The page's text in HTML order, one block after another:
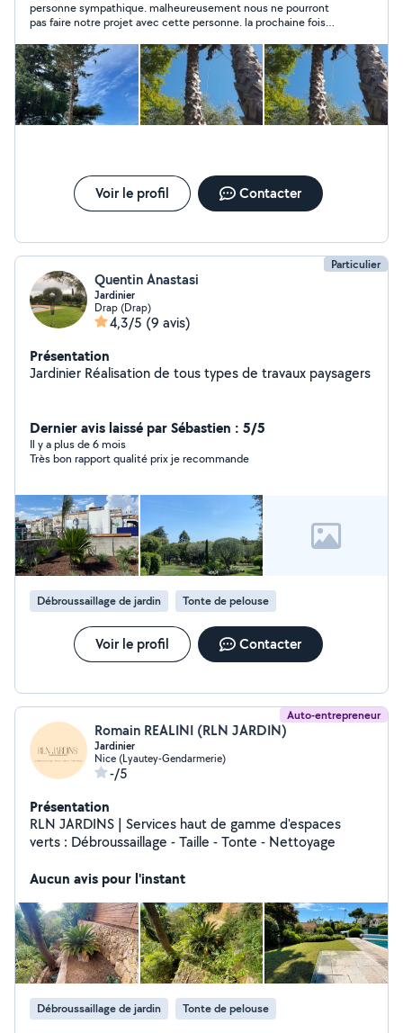
personne sympathique. malheureusement nous ne pourront
pas faire notre projet avec cette personne. la prochaine fois
Voir le profil Contacter
Particulier
Quentin Anastasi
Jardinier
Drap (Drap)
4,3/5 (9 avis)
Présentation
Jardinier Réalisation de tous types de travaux paysagers
Dernier avis laissé par Sébastien : 5/5
Il y a plus de 6 mois
Très bon rapport qualité prix je recommande
Débroussaillage de jardin Tonte de pelouse
Voir le profil Contacter
Auto-entrepreneur
Romain REALINI (RLN JARDIN)
Jardinier
Nice (Lyautey-Gendarmerie)
-/5
Présentation
RLN JARDINS | Services haut de gamme d'espaces
verts : Débroussaillage - Taille - Tonte - Nettoyage
Aucun avis pour l'instant
Débroussaillage de jardin Tonte de pelouse